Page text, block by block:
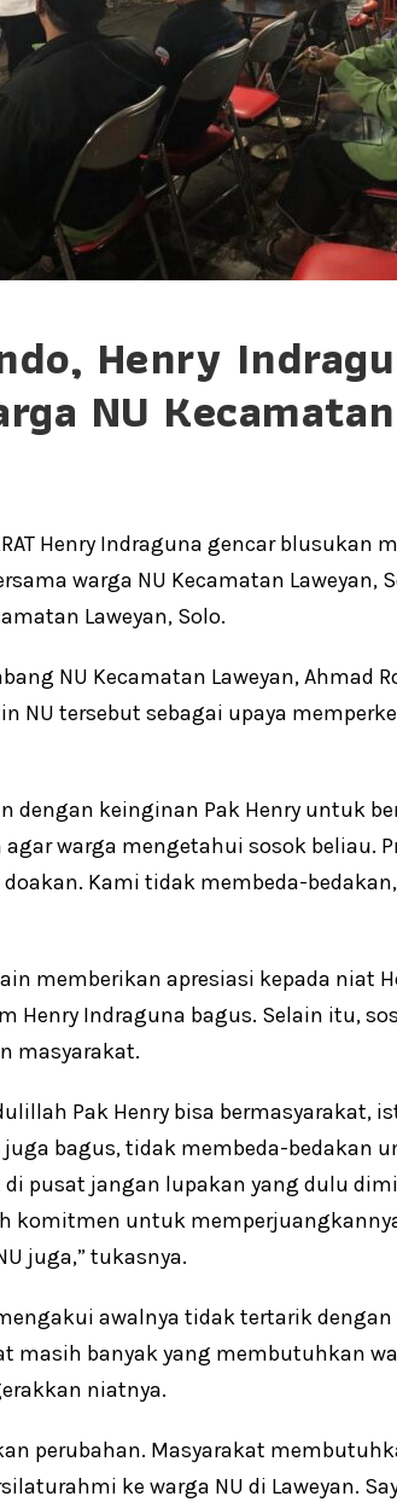
Henry
NU
Henry Indraguna gencar
warga NU Kecamatan Laweyan,
Laweyan, Solo.
NU Kecamatan Laweyan, Ahmad
NU tersebut sebagai upaya
dengan keinginan Pak Henry untuk
warga mengetahui sosok beliau.
Kami tidak membeda-
memberikan apresiasi kepada niat
Henry Indraguna bagus. Selain itu,
masyarakat.
Pak Henry bisa bermasyarakat,
bagus, tidak membeda-bedakan
di pusat jangan lupakan yang dulu
komitmen untuk
juga,” tukasnya.
awalnya tidak tertarik
masih banyak yang membutuhkan
niatnya.
perubahan. Masyarakat
ke warga NU di Laweyan.